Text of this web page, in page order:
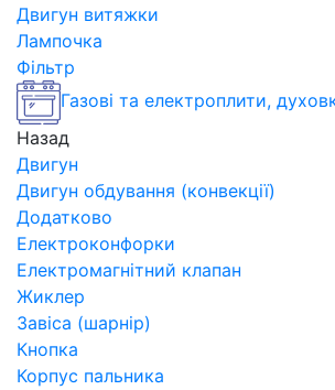
Двигун витяжки
Лампочка
Фільтр
Газові та електроплити,
Назад
Двигун
Двигун обдування (конвекції)
Додатково
Електроконфорки
Електромагнітний клапан
Жиклер
Завіса (шарнір)
Кнопка
Корпус пальника